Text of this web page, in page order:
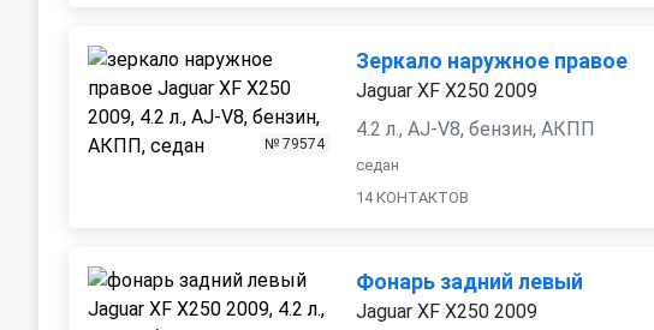
№ 79574
Зеркало наружное правое
Jaguar XF X250 2009
4.2 л., AJ-V8, бензин, АКПП
седан
14 КОНТАКТОВ
Фонарь задний левый
Jaguar XF X250 2009